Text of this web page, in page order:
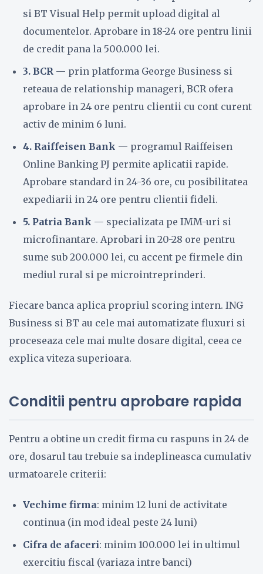
si BT Visual Help permit upload digital al
documentelor. Aprobare in 18-24 ore pentru linii
de credit pana la 500.000 lei.
3. BCR — prin platforma George Business si
reteaua de relationship manageri, BCR ofera
aprobare in 24 ore pentru clientii cu cont curent
activ de minim 6 luni.
4. Raiffeisen Bank — programul Raiffeisen
Online Banking PJ permite aplicatii rapide.
Aprobare standard in 24-36 ore, cu posibilitatea
expediarii in 24 ore pentru clientii fideli.
5. Patria Bank — specializata pe IMM-uri si
microfinantare. Aprobari in 20-28 ore pentru
sume sub 200.000 lei, cu accent pe firmele din
mediul rural si pe microintreprinderi.
Fiecare banca aplica propriul scoring intern. ING
Business si BT au cele mai automatizate fluxuri si
proceseaza cele mai multe dosare digital, ceea ce
explica viteza superioara.
Conditii pentru aprobare rapida
Pentru a obtine un credit firma cu raspuns in 24 de
ore, dosarul tau trebuie sa indeplineasca cumulativ
urmatoarele criterii:
Vechime firma: minim 12 luni de activitate
continua (in mod ideal peste 24 luni)
Cifra de afaceri: minim 100.000 lei in ultimul
exercitiu fiscal (variaza intre banci)